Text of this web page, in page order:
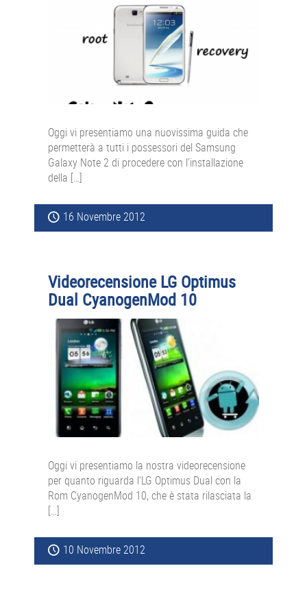
Oggi vi presentiamo una nuovissima guida che
permetterà a tutti i possessori del Samsung
Galaxy Note 2 di procedere con l’installazione
della […]
16 Novembre 2012
Videorecensione LG Optimus
Dual CyanogenMod 10
Oggi vi presentiamo la nostra videorecensione
per quanto riguarda l‘LG Optimus Dual con la
Rom CyanogenMod 10, che è stata rilasciata la
[…]
10 Novembre 2012